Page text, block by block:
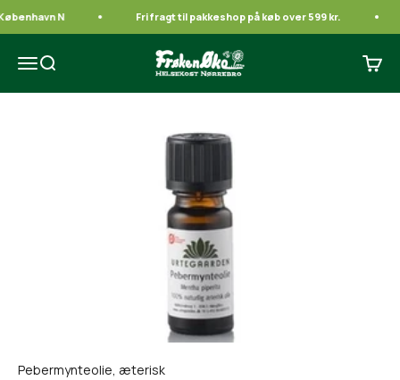
N Fri fragt til pakkeshop på køb over 599 kr.
Åbn navigationsmenu
Åbn søgefunktion Frøken Øko Åbn
Pebermynteolie, æterisk